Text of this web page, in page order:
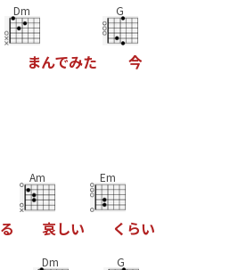
Dm
まんでみた
G
今
る
Am
哀しい
Em
く らい
Dm G